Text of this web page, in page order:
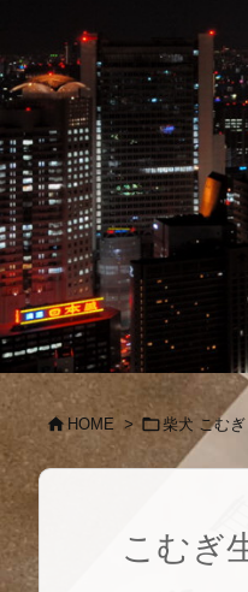
 HOME > 柴犬 こむぎ
こむぎ